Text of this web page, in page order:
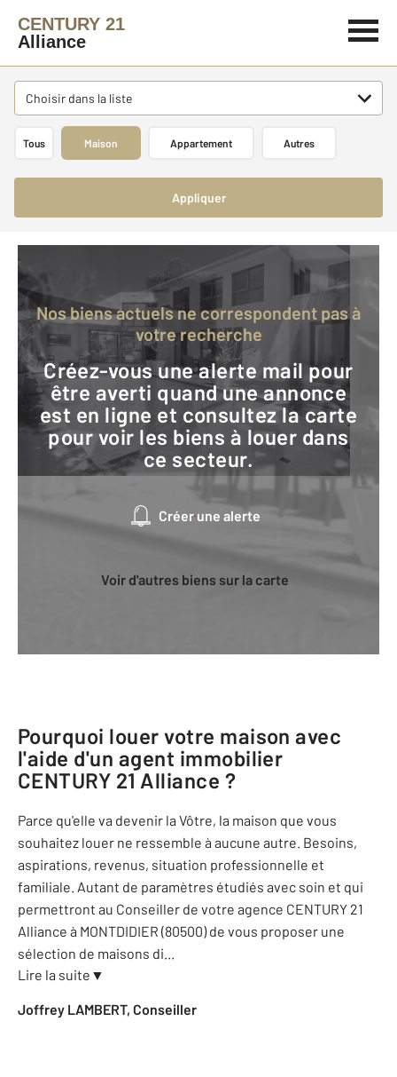
CENTURY 21
Alliance
Choisir dans la liste
Tous Maison Appartement Autres
Appliquer
Nos biens actuels ne correspondent pas à
votre recherche
Créez-vous une alerte mail pour
être averti quand une annonce
est en ligne et consultez la carte
pour voir les biens à louer dans
ce secteur.
Créer une alerte
Voir d'autres biens sur la carte
Pourquoi louer votre maison avec
l'aide d'un agent immobilier
CENTURY 21 Alliance ?
Parce qu'elle va devenir la Vôtre, la maison que vous
souhaitez louer ne ressemble à aucune autre. Besoins,
aspirations, revenus, situation professionnelle et
familiale. Autant de paramètres étudiés avec soin et qui
permettront au Conseiller de votre agence CENTURY 21
Alliance à MONTDIDIER (80500) de vous proposer une
sélection de maisons di...
Lire la suite ▼
Joffrey LAMBERT, Conseiller